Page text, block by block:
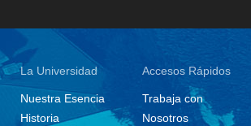
La Universidad
Nuestra Esencia
Historia
Accesos Rápidos
Trabaja con
Nosotros